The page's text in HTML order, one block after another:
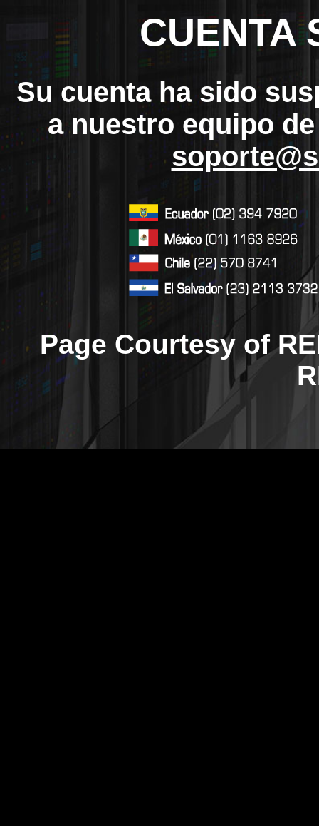
CUENTA
Su cuenta ha sido
a nuestro equipo
Page Courtesy of